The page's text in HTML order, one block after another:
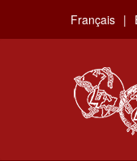
main
Français